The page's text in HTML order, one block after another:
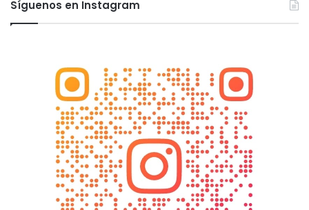
Síguenos en Instagram